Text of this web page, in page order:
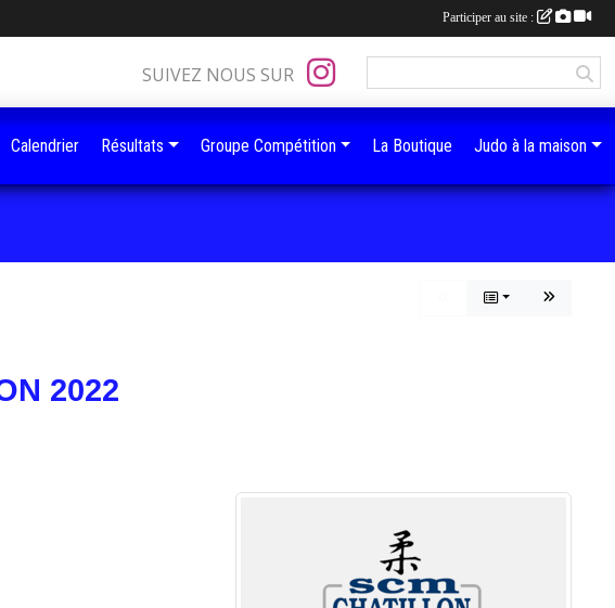
2022
SUIVEZ NOUS SUR
Calendrier Résultats Groupe Compétition La Boutique Judo à la maison
Participer au site :